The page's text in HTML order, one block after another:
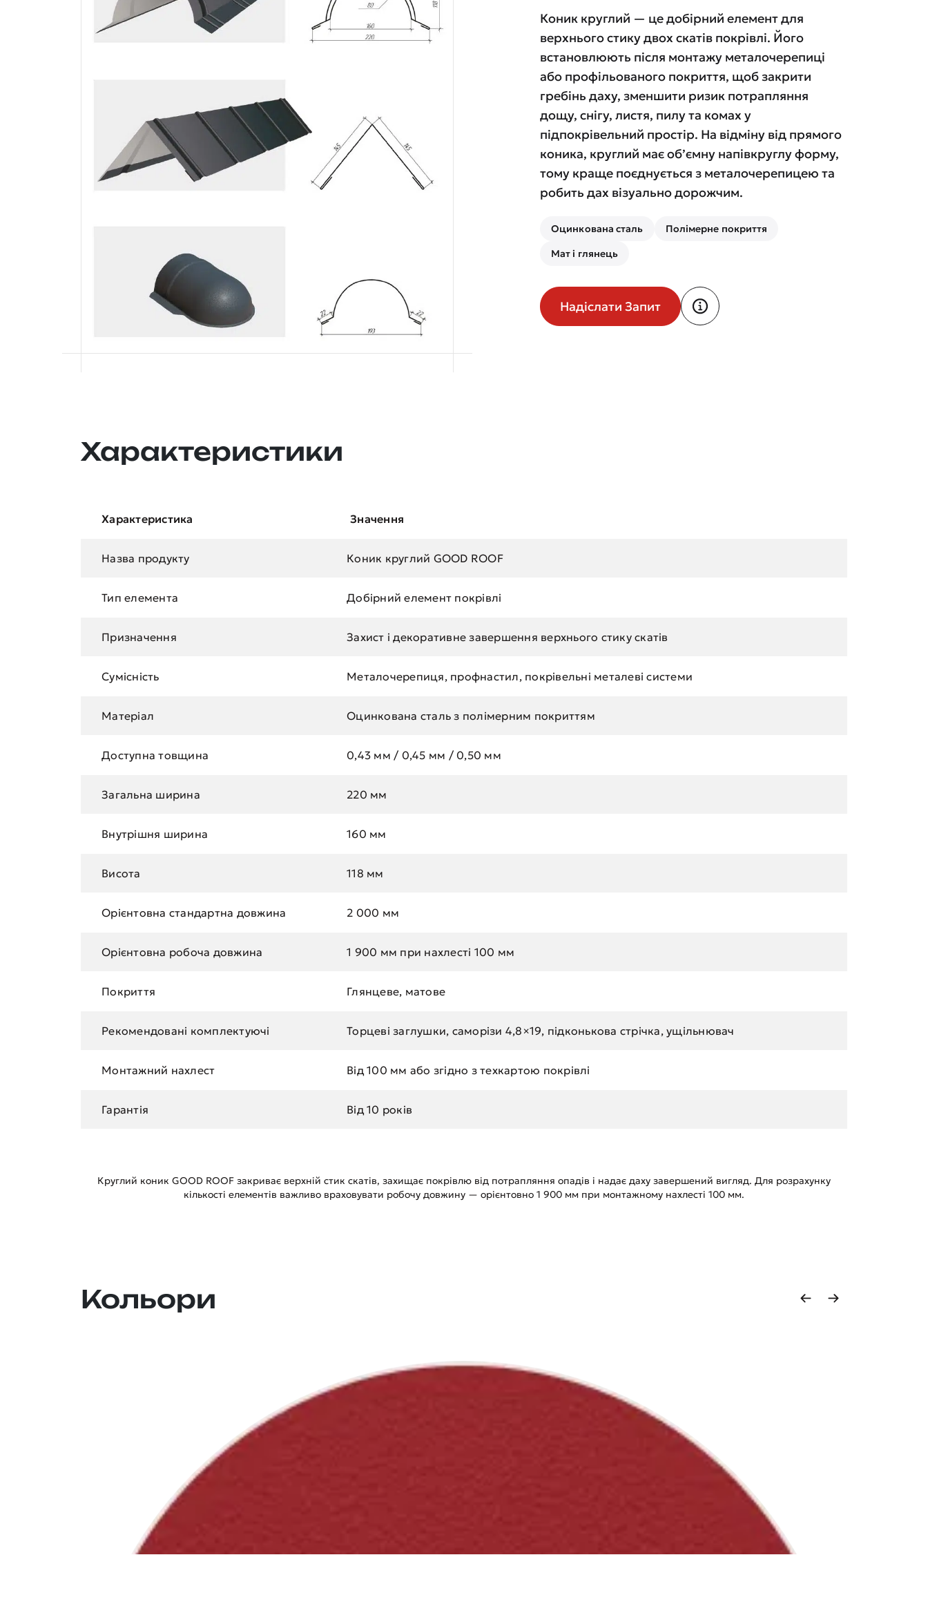
Коник круглий — це добірний елемент для
верхнього стику двох скатів покрівлі. Його
встановлюють після монтажу металочерепиці
або профільованого покриття, щоб закрити
гребінь даху, зменшити ризик потрапляння
дощу, снігу, листя, пилу та комах у
підпокрівельний простір. На відміну від прямого
коника, круглий має об’ємну напівкруглу форму,
тому краще поєднується з металочерепицею та
робить дах візуально дорожчим.
Оцинкована сталь
Полімерне покриття
Мат і глянець
Надіслати Запит
Характеристики
Характеристика Значення
Назва продукту Коник круглий GOOD ROOF
Тип елемента Добірний елемент покрівлі
Призначення Захист і декоративне завершення верхнього стику скатів
Сумісність Металочерепиця, профнастил, покрівельні металеві системи
Матеріал Оцинкована сталь з полімерним покриттям
Доступна товщина 0,43 мм / 0,45 мм / 0,50 мм
Загальна ширина 220 мм
Внутрішня ширина 160 мм
Висота 118 мм
Орієнтовна стандартна довжина 2 000 мм
Орієнтовна робоча довжина 1 900 мм при нахлесті 100 мм
Покриття Глянцеве, матове
Рекомендовані комплектуючі Торцеві заглушки, саморізи 4,8×19, підконькова стрічка, ущільнювач
Монтажний нахлест Від 100 мм або згідно з техкартою покрівлі
Гарантія Від 10 років
Круглий коник GOOD ROOF закриває верхній стик скатів, захищає покрівлю від потрапляння опадів і надає даху завершений вигляд. Для розрахунку
кількості елементів важливо враховувати робочу довжину — орієнтовно 1 900 мм при монтажному нахлесті 100 мм.
Кольори